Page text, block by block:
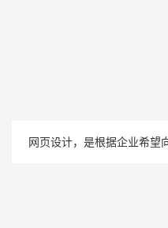
案例展示八